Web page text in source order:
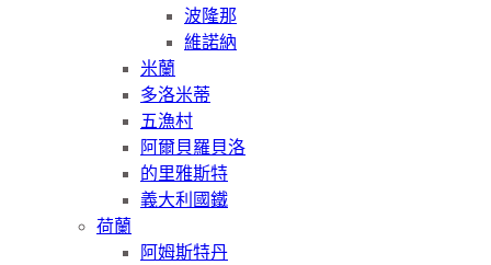
波隆那
維諾納
米蘭
多洛米蒂
五漁村
阿爾貝羅貝洛
的里雅斯特
義大利國鐵
荷蘭
阿姆斯特丹